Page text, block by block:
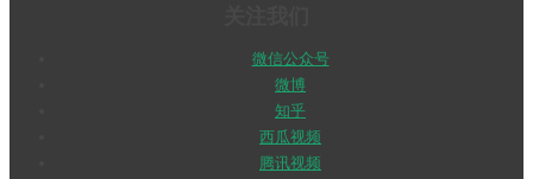
微信公众号
微博
知乎
西瓜视频
腾讯视频